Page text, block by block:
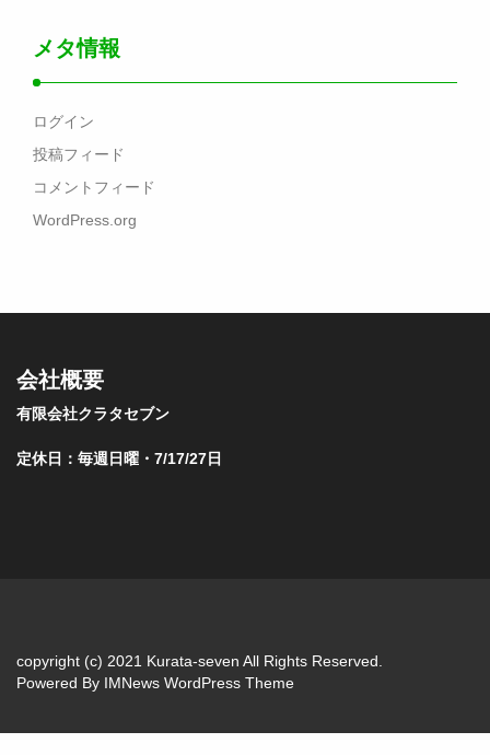
メタ情報
ログイン
投稿フィード
コメントフィード
WordPress.org
会社概要
有限会社クラタセブン
定休日：毎週日曜・7/17/27日
copyright (c) 2021 Kurata-seven All Rights Reserved.
Powered By IMNews WordPress Theme